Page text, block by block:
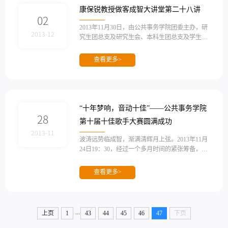
的相关工作进行了汇报。汇报中涉及本届研究生
02
2013-12
康保锐教授做客成智大讲堂第二十八讲
2013年11月30日，由公共事务学院团委主办，研
究生团总支及研究生会、本科生团总支及学生会
讲。本次讲座有幸邀请到来自德国的专家康保锐
（Berthold Kuhn）教授，为同学们做了一场题为
公民社会、非政府组织。本次讲座是康保锐教授
查看更多>
28
2013-11
“十年梦响，音动十佳”——公共事务学院
第十届十佳歌手大赛圆满成功
波涛远势临成智，渐满清辉月上弦。2013年11月
24日19：30，经过一个多月时间的紧张筹备，公
建南大会堂隆重举行。本次比赛由公共事务学院
团委主办，院研究生团总支、研究生会及本科生
党委组织部副部长廖志丹老师、经济学院团委书
记马龙老师、公共事务学院团委书记杨玲老师、
查看更多>
上页 1 ... 43 44 45 46 47 下页